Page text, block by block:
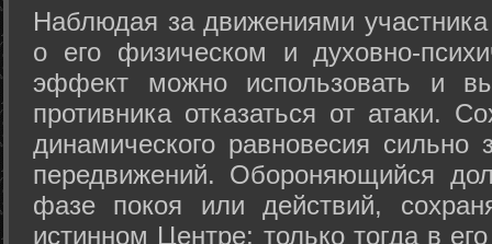
Hаблюдая за движениями
о его физическом и духовно-
эффект можно использовать и
противника отказаться от атаки.
динамического равновесия сильно
передвижений. Обороняющийся
фазе покоя или действий,
истинном Центре; только тогда в